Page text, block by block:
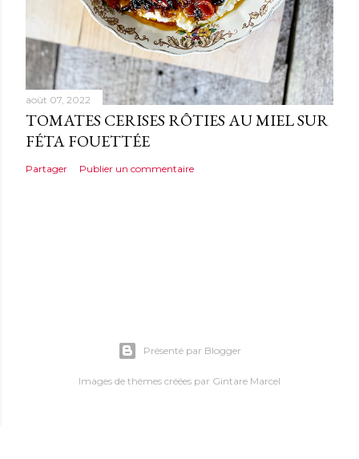
août 07, 2022
TOMATES CERISES RÔTIES AU MIEL SUR
FÉTA FOUETTÉE
Partager Publier un commentaire
Présenté par Blogger
Images de thèmes créées par Gintare Marcel